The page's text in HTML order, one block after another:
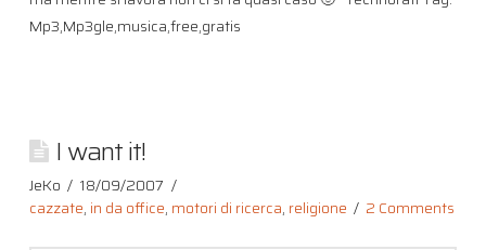
Mp3,Mp3gle,musica,free,gratis
I want it!
JeKo
18/09/2007
cazzate, in da office, motori di ricerca, religione 2 Comments